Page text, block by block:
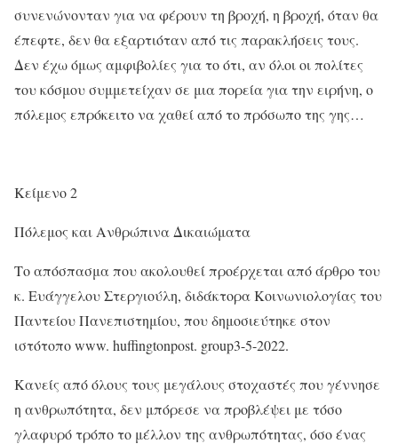
συνενώνονταν για να φέρουν τη βροχή, η βροχή, όταν θα
έπεφτε, δεν θα εξαρτιόταν από τις παρακλήσεις τους.
Δεν έχω όμως αμφιβολίες για το ότι, αν όλοι οι πολίτες
του κόσμου συμμετείχαν σε μια πορεία για την ειρήνη, ο
πόλεμος επρόκειτο να χαθεί από το πρόσωπο της γης…
Κείμενο 2
Πόλεμος και Ανθρώπινα Δικαιώματα
Το απόσπασμα που ακολουθεί προέρχεται από άρθρο του
κ. Ευάγγελου Στεργιούλη, διδάκτορα Κοινωνιολογίας του
Παντείου Πανεπιστημίου, που δημοσιεύτηκε στον
ιστότοπο www. huffingtonpost. group3-5-2022.
Κανείς από όλους τους μεγάλους στοχαστές που γέννησε
η ανθρωπότητα, δεν μπόρεσε να προβλέψει με τόσο
γλαφυρό τρόπο το μέλλον της ανθρωπότητας, όσο ένας